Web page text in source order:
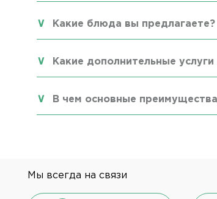
Какие блюда вы предлагаете?
Какие дополнительные
В чем основные
Мы всегда на связи